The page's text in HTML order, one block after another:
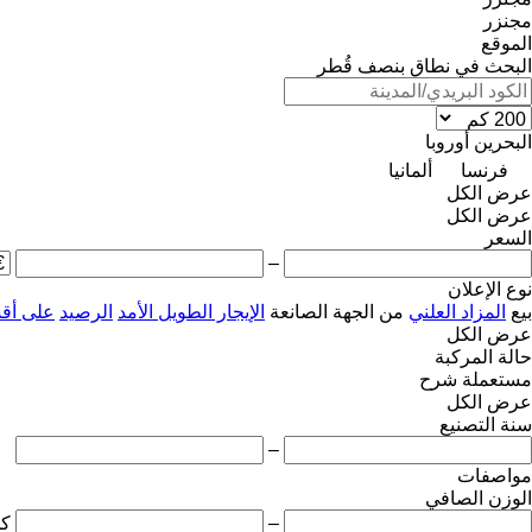
مجنزر
الموقع
البحث في نطاق بنصف قُطر
البحرين أوروبا
فرنسا
ألمانيا
عرض الكل
عرض الكل
السعر
–
نوع الإعلان
بيع المزاد العلني من الجهة الصانعة الإيجار الطويل الأمد الرصيد على
عرض الكل
حالة المركبة
مستعملة شرح
عرض الكل
سنة التصنيع
–
مواصفات
الوزن الصافي
–